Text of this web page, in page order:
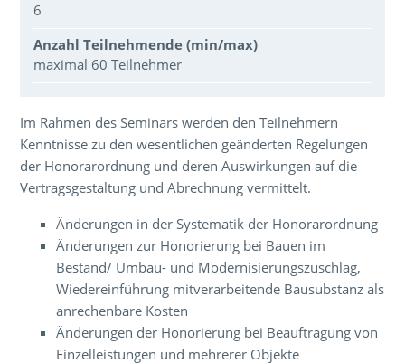
6
Anzahl Teilnehmende (min/max)
maximal 60 Teilnehmer
Über den Inhalt der Veranstaltung
Im Rahmen des Seminars werden den Teilnehmern
Kenntnisse zu den wesentlichen geänderten Regelungen
der Honorarordnung und deren Auswirkungen auf die
Vertragsgestaltung und Abrechnung vermittelt.
Änderungen in der Systematik der Honorarordnung
Änderungen zur Honorierung bei Bauen im
Bestand/ Umbau- und Modernisierungszuschlag,
Wiedereinführung mitverarbeitende Bausubstanz als
anrechenbare Kosten
Änderungen der Honorierung bei Beauftragung von
Einzelleistungen und mehrerer Objekte